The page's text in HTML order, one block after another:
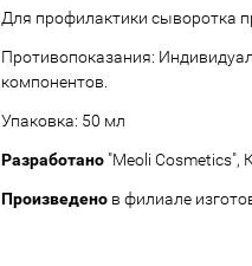
Для профилактики сыворотка
Противопоказания:
компонентов.
Упаковка: 50 мл
Разработано "Meoli Cosmetics",
Произведено в филиале